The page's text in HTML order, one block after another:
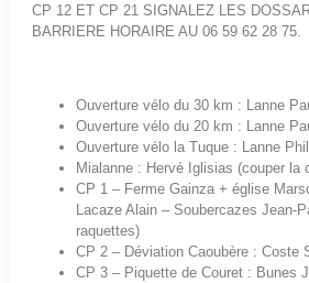
CP 12 ET CP 21 SIGNALEZ LES
BARRIERE HORAIRE AU 06 59 62 28 75.
Ouverture vélo du 30 km : Lanne
Ouverture vélo du 20 km : Lanne
Ouverture vélo la Tuque : Lanne
Mialanne : Hervé Iglisias (couper la
CP 1 – Ferme Gainza + église
Lacaze Alain – Soubercazes Jean-
raquettes)
CP 2 – Déviation Caoubère : Coste
CP 3 – Piquette de Couret : Bunes